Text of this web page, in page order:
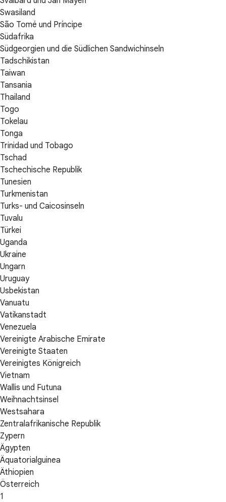
Swasiland
São Tomé und Príncipe
Südafrika
Südgeorgien und die Südlichen Sandwichinseln
Tadschikistan
Taiwan
Tansania
Thailand
Togo
Tokelau
Tonga
Trinidad und Tobago
Tschad
Tschechische Republik
Tunesien
Turkmenistan
Turks- und Caicosinseln
Tuvalu
Türkei
Uganda
Ukraine
Ungarn
Uruguay
Usbekistan
Vanuatu
Vatikanstadt
Venezuela
Vereinigte Arabische Emirate
Vereinigte Staaten
Vereinigtes Königreich
Vietnam
Wallis und Futuna
Weihnachtsinsel
Westsahara
Zentralafrikanische Republik
Zypern
Ägypten
Äquatorialguinea
Äthiopien
Österreich
1